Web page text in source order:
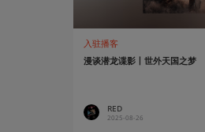
入驻播客
漫谈潜龙谍影丨世外天国之梦
RED
2025-08-26